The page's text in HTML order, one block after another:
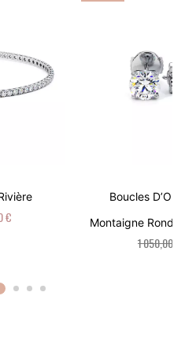
€
Boucles
Montaigne Rond :
1 050,00 €